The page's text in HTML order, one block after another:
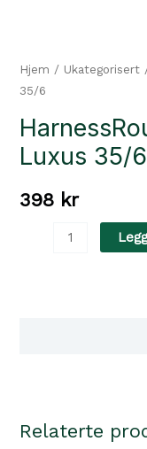
Hjem / Ukategorisert
35/6
Luxus 35/6
398 kr
HarnessRound&Soft
Relaterte